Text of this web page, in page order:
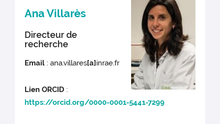
Ana Villarès
Directeur de
recherche
Email : ana.villares[a]inrae.fr
Lien ORCID :
https://orcid.org/0000-0001-5441-7299